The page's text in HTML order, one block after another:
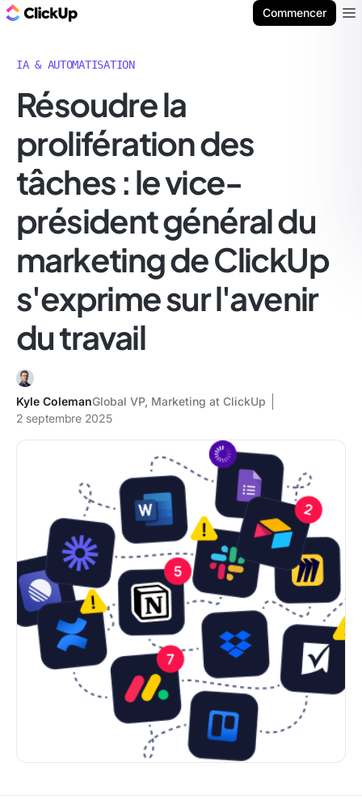
Commencer
IA & AUTOMATISATION
Résoudre la
prolifération des
tâches : le vice-
président général du
marketing de ClickUp
s'exprime sur l'avenir
du travail
Kyle ColemanGlobal VP, Marketing at ClickUp
2 septembre 2025